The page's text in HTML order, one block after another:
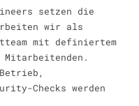
setzen die
wir als
mit definiertem
Checks werden